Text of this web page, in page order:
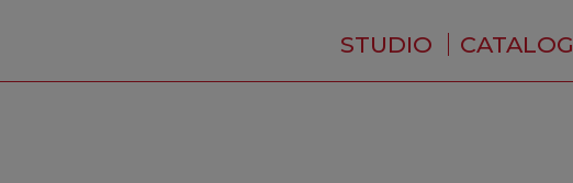
STUDIO
WHO ARE WE ?
CATALOG